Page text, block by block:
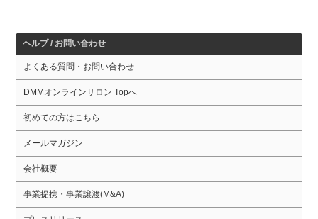
ヘルプ / お問い合わせ
よくある質問・お問い合わせ
DMMオンラインサロン Topへ
初めての方はこちら
メールマガジン
会社概要
事業提携・事業譲渡(M&A)